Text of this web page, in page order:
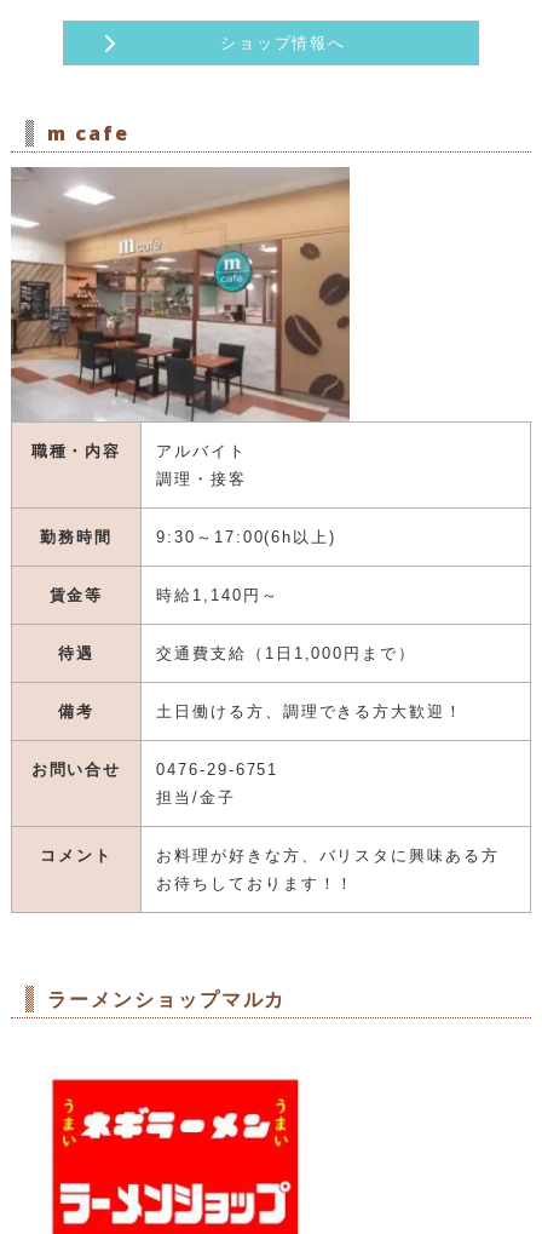
ショップ情報へ
m cafe
職種・内容
アルバイト
調理・接客
勤務時間 9:30～17:00(6h以上)
賃金等 時給1,140円～
待遇 交通費支給（1日1,000円まで）
備考 土日働ける方、調理できる方大歓迎！
お問い合せ
0476‐29‐6751
担当/金子
コメント
お料理が好きな方、バリスタに興味ある方
お待ちしております！！
ラーメンショップマルカ